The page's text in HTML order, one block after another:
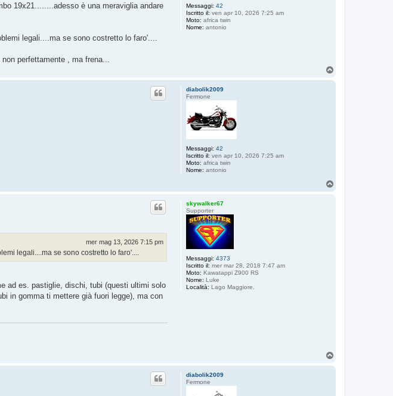
Messaggi: 42
Iscritto il: ven apr 10, 2026 7:25 am
Moto: africa twin
Nome: antonio
19x21........adesso è una meraviglia andare
legali....ma se sono costretto lo faro'....
perfettamente , ma frena...
diabolik2009
Fermone
Messaggi: 42
Iscritto il: ven apr 10, 2026 7:25 am
Moto: africa twin
Nome: antonio
skywalker67
Supporter
Messaggi: 4373
Iscritto il: mer mar 28, 2018 7:47 am
Moto: Kawatappi Z900 RS
Nome: Luke
Località: Lago Maggiore.
mer mag 13, 2026 7:15 pm
legali....ma se sono costretto lo faro'....
ad es. pastiglie, dischi, tubi (questi ultimi solo
in gomma ti mettere già fuori legge), ma con
diabolik2009
Fermone